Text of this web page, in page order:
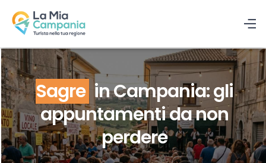
Sagre in Campania: gli
appuntamenti da non
perdere